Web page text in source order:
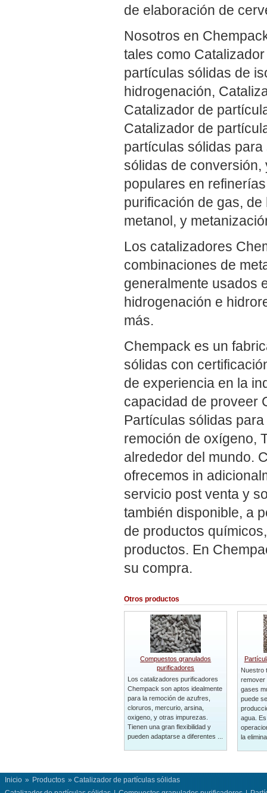
de elaboración de
Nosotros en
tales como
partículas sólidas de
hidrogenación,
Catalizador de
Catalizador de
partículas sólidas
sólidas de conversión,
populares en
purificación de gas,
metanol, y
Los catalizadores
combinaciones de
generalmente usados
hidrogenación e
más.
Chempack es un
sólidas con
de experiencia en la
capacidad de proveer
Partículas sólidas
remoción de oxígeno,
alrededor del mundo.
ofrecemos in
servicio post venta y
también disponible, a
de productos
productos. En
su compra.
Otros productos
Compuestos granulados
purificadores
Los catalizadores purificadores
Chempack son aptos idealmente
para la remoción de azufres,
cloruros, mercurio, arsina,
oxigeno, y otras impurezas.
Tienen una gran flexibilidad y
pueden adaptarse a diferentes ...
Nuestro
remover
gases
puede
agua.
la
Inicio » Productos » Catalizador de partículas sólidas